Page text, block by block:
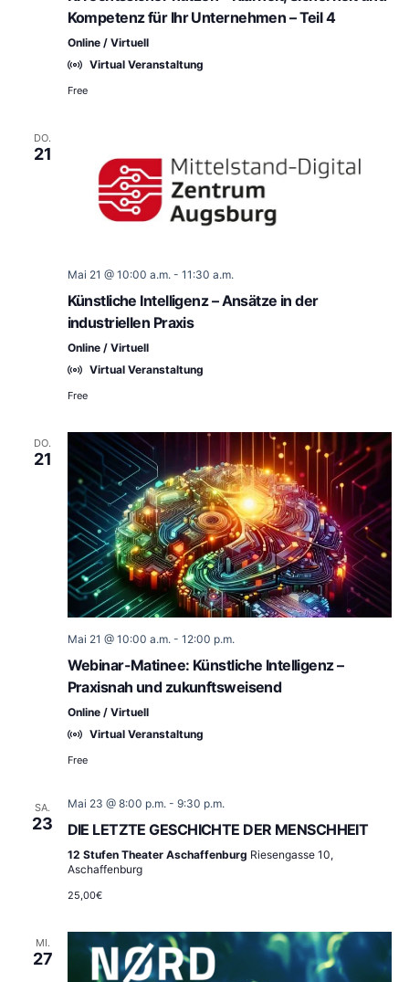
Kompetenz für Ihr Unternehmen – Teil 4
Online / Virtuell
Virtual Veranstaltung
Free
DO.
21
Mai 21 @ 10:00 a.m.- 11:30 a.m.
Künstliche Intelligenz – Ansätze in der
industriellen Praxis
Online / Virtuell
Virtual Veranstaltung
Free
DO.
21
Mai 21 @ 10:00 a.m.- 12:00 p.m.
Webinar-Matinee: Künstliche Intelligenz –
Praxisnah und zukunftsweisend
Online / Virtuell
Virtual Veranstaltung
Free
SA.
23
Mai 23 @ 8:00 p.m.- 9:30 p.m.
DIE LETZTE GESCHICHTE DER MENSCHHEIT
12 Stufen Theater Aschaffenburg Riesengasse 10,
Aschaffenburg
25,00€
MI.
27